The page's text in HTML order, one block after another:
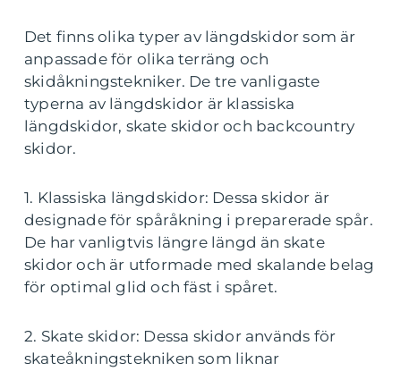
Det finns olika typer av längdskidor som är
anpassade för olika terräng och
skidåkningstekniker. De tre vanligaste
typerna av längdskidor är klassiska
längdskidor, skate skidor och backcountry
skidor.
1. Klassiska längdskidor: Dessa skidor är
designade för spåråkning i preparerade spår.
De har vanligtvis längre längd än skate
skidor och är utformade med skalande belag
för optimal glid och fäst i spåret.
2. Skate skidor: Dessa skidor används för
skateåkningstekniken som liknar